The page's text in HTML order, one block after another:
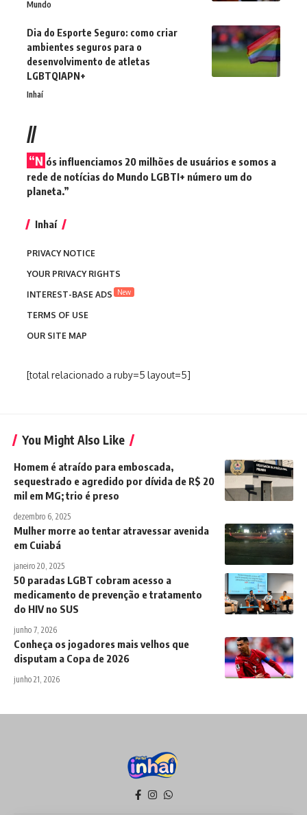
Mundo
Dia do Esporte Seguro: como criar
ambientes seguros para o
desenvolvimento de atletas
LGBTQIAPN+
Inhaí
//
“N ós influenciamos 20 milhões de usuários e somos a
rede de notícias do Mundo LGBTI+ número um do
planeta.”
Inhaí
PRIVACY NOTICE
YOUR PRIVACY RIGHTS
INTEREST-BASE ADS
New
TERMS OF USE
OUR SITE MAP
[total relacionado a ruby=5 layout=5]
You Might Also Like
Homem é atraído para emboscada,
sequestrado e agredido por dívida de R$ 20
mil em MG; trio é preso
dezembro 6, 2025
Mulher morre ao tentar atravessar avenida
em Cuiabá
janeiro 20, 2025
50 paradas LGBT cobram acesso a
medicamento de prevenção e tratamento
do HIV no SUS
junho 7, 2026
Conheça os jogadores mais velhos que
disputam a Copa de 2026
junho 21, 2026